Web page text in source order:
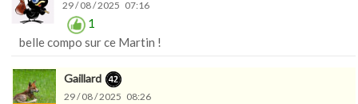
29 / 08 / 2025 07:16
1
belle compo sur ce Martin !
Gaillard
29 / 08 / 2025 08:26